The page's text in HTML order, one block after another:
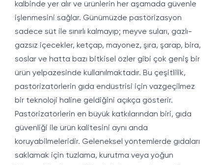
kalbinde yer alır ve ürünlerin her aşamada güvenle
işlenmesini sağlar. Günümüzde pastörizasyon
sadece süt ile sınırlı kalmayıp; meyve suları, gazlı-
gazsız içecekler, ketçap, mayonez, şıra, şarap, bira,
soslar ve hatta bazı bitkisel özler gibi çok geniş bir
ürün yelpazesinde kullanılmaktadır. Bu çeşitlilik,
pastörizatörlerin gıda endüstrisi için vazgeçilmez
bir teknoloji haline geldiğini açıkça gösterir.
Pastörizatörlerin en büyük katkılarından biri, gıda
güvenliği ile ürün kalitesini aynı anda
koruyabilmeleridir. Geleneksel yöntemlerde gıdaları
saklamak için tuzlama, kurutma veya yoğun